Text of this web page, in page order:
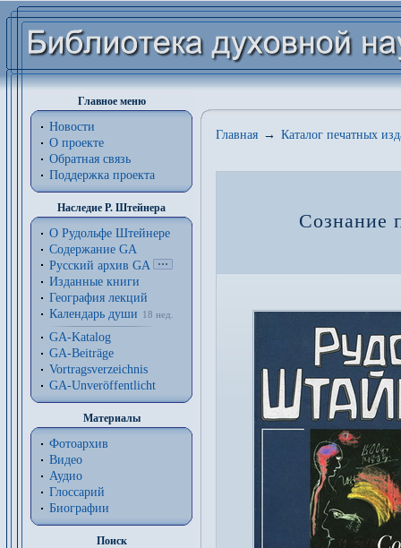
Главное меню
Новости
О проекте
Обратная связь
Поддержка проекта
Наследие Р. Штейнера
О Рудольфе Штейнере
Содержание GA
Русский архив GA
Изданные книги
География лекций
Календарь души
18 нед.
GA-Katalog
GA-Beiträge
Vortragsverzeichnis
GA-Unveröffentlicht
Материалы
Фотоархив
Видео
Аудио
Глоссарий
Биографии
Поиск
Главная → Каталог печатных
Сознание